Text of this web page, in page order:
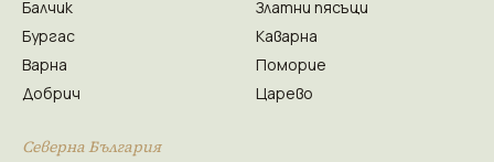
Балчик
Бургас
Варна
Добрич
Златни пясъци
Каварна
Поморие
Царево
Северна България